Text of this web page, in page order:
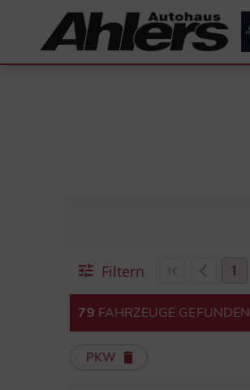
Filtern 1
79 FAHRZEUGE GEFUNDEN
PKW